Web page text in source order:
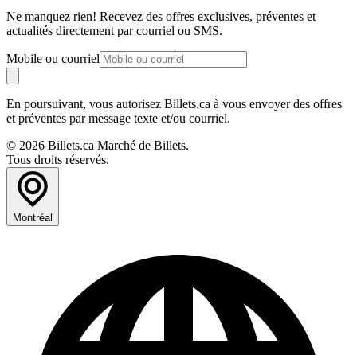
Ne manquez rien! Recevez des offres exclusives, préventes et
actualités directement par courriel ou SMS.
Mobile ou courriel
En poursuivant, vous autorisez Billets.ca à vous envoyer des offres
et préventes par message texte et/ou courriel.
© 2026 Billets.ca Marché de Billets.
Tous droits réservés.
Montréal